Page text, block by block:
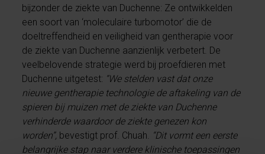
bijzonder de ziekte van Duchenne: Ze ontwikkelden
een soort van ‘moleculaire turbomotor’ die de
doeltreffendheid en veiligheid van gentherapie voor
de ziekte van Duchenne aanzienlijk verbetert. De
veelbelovende strategie werd bij proefdieren met
Duchenne uitgetest: “We stelden vast dat onze
nieuwe gentherapie technologie de aftakeling van de
spieren bij muizen met de ziekte van Duchenne
verhinderde waardoor de ziekte genezen kon
worden”, bevestigt prof. Chuah.
“Dit vormt een eerste
belangrijke stap naar verdere klinische toepassingen